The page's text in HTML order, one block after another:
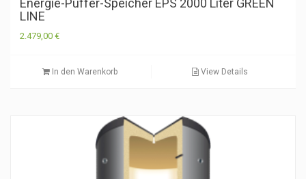
Energie-Puffer-Speicher EPS 2000 Liter GREEN
LINE
2.479,00 €
In den Warenkorb View Details